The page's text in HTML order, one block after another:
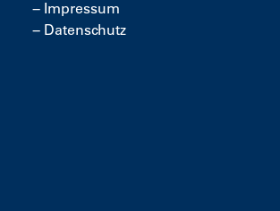
− Impressum
− Datenschutz